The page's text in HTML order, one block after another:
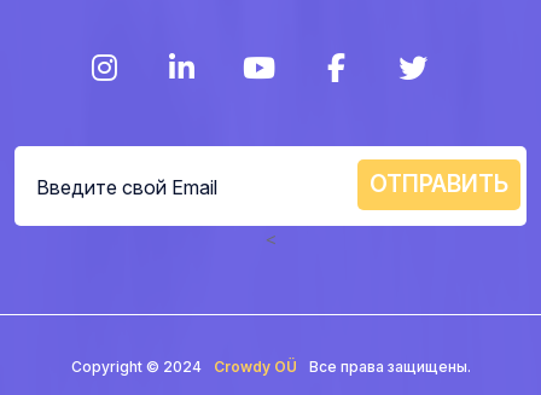
<
Copyright © 2024 Crowdy OÜ Все права защищены.